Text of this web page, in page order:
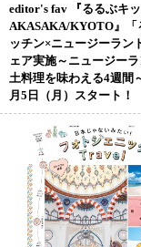
editor's fav 『るるぶキ
AKASAKA/KYOTO』「
ッチン×ニュージーラン
ェア実施～ニュージー
土料理を味わえる4週間
月5日（月）スタート！